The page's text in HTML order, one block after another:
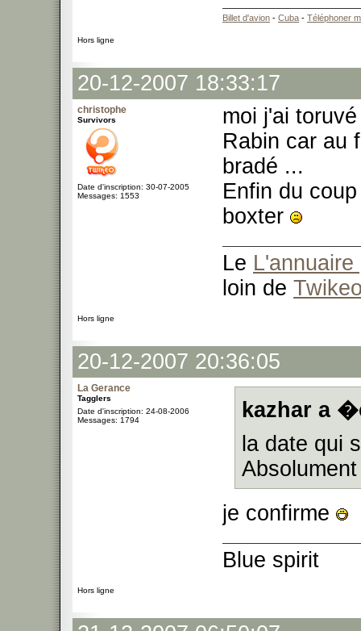
Billet d'avion - Cuba - Téléphoner
Hors ligne
20-12-2007 18:33:17
christophe
Survivors
Date d'inscription: 30-07-2005
Messages: 1553
moi j'ai
Rabin car au
bradé ...
Enfin du
boxter
Le L'annuaire
loin de
Hors ligne
20-12-2007 20:36:05
La Gerance
Tagglers
Date d'inscription: 24-08-2006
Messages: 1794
kazhar a
la date qui
je confirme
Blue spirit
Hors ligne